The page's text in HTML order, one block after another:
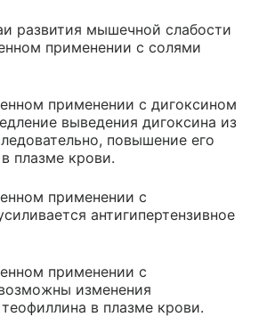
развития мышечной слабости
применении с солями
применении с дигоксином
выведения дигоксина из
повышение его
плазме крови.
применении с
антигипертензивное
применении с
изменения
в плазме крови.